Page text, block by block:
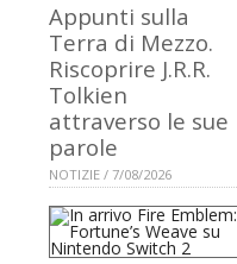
Appunti sulla
Terra di Mezzo.
Riscoprire J.R.R.
Tolkien
attraverso le sue
parole
NOTIZIE / 7/08/2026